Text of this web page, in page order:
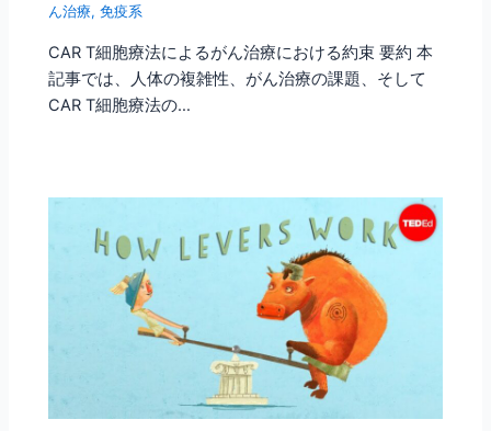
ん治療,免疫系
CAR T細胞療法によるがん治療における約束 要約 本
記事では、人体の複雑性、がん治療の課題、そして
CAR T細胞療法の…